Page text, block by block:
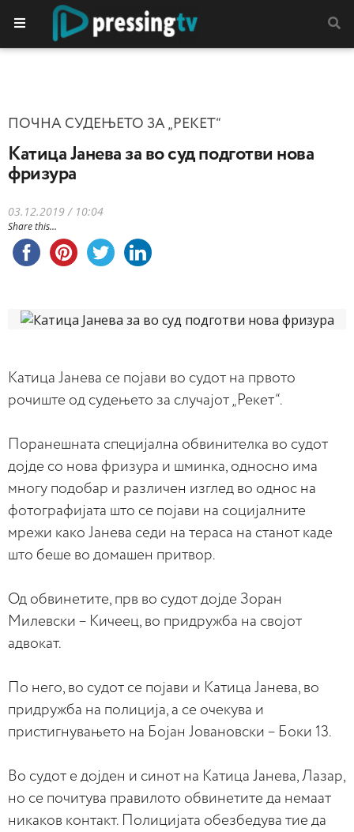
ПОЧНА СУДЕЊЕТО ЗА „РЕКЕТ“
Катица Јанева за во суд подготви нова
фризура
03.12.2019 / 10:04
Share this...
Катица Јанева се појави во судот на првото
рочиште од судењето за случајот „Рекет“.
Поранешната специјална обвинителка во судот
дојде со нова фризура и шминка, односно има
многу подобар и различен изглед во однос на
фотографијата што се појави на социјалните
мрежи како Јанева седи на тераса на станот каде
што беше во домашен притвор.
Од обвинетите, прв во судот дојде Зоран
Милевски – Кичеец, во придружба на својот
адвокат.
По него, во судот се појави и Катица Јанева, во
придружба на полиција, а се очекува и
пристигнувањето на Бојан Јовановски – Боки 13.
Во судот е дојден и синот на Катица Јанева, Лазар,
но се почитува правилото обвинетите да немаат
никаков контакт. Полицијата обезбедува тие да